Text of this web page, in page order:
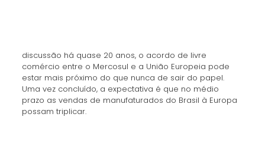
discussão há quase 20 anos, o acordo de livre
comércio entre o Mercosul e a União Europeia pode
estar mais próximo do que nunca de sair do papel.
Uma vez concluído, a expectativa é que no médio
prazo as vendas de manufaturados do Brasil à Europa
possam triplicar.